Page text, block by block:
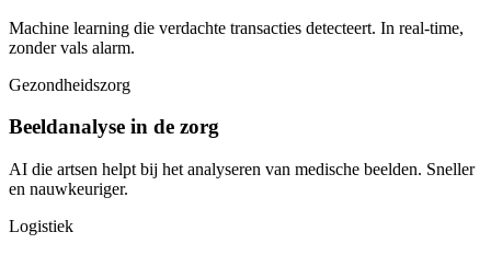
Machine learning die verdachte transacties detecteert. In real-time,
zonder vals alarm.
Gezondheidszorg
Beeldanalyse in de zorg
AI die artsen helpt bij het analyseren van medische beelden. Sneller
en nauwkeuriger.
Logistiek